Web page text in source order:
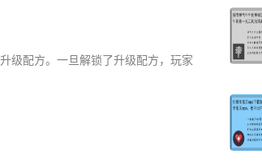
级配方。一旦解锁了升级配方，玩家